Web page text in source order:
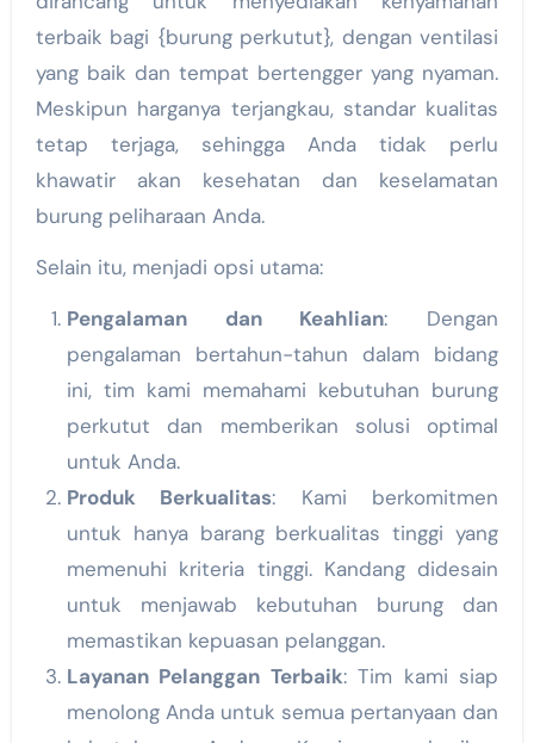
terbaik bagi {burung perkutut}, dengan ventilasi
yang baik dan tempat bertengger yang nyaman.
Meskipun harganya terjangkau, standar kualitas
tetap terjaga, sehingga Anda tidak perlu
khawatir akan kesehatan dan keselamatan
burung peliharaan Anda.
Selain itu, menjadi opsi utama:
Pengalaman dan Keahlian: Dengan
pengalaman bertahun-tahun dalam bidang
ini, tim kami memahami kebutuhan burung
perkutut dan memberikan solusi optimal
untuk Anda.
Produk Berkualitas: Kami berkomitmen
untuk hanya barang berkualitas tinggi yang
memenuhi kriteria tinggi. Kandang didesain
untuk menjawab kebutuhan burung dan
memastikan kepuasan pelanggan.
Layanan Pelanggan Terbaik: Tim kami siap
menolong Anda untuk semua pertanyaan dan